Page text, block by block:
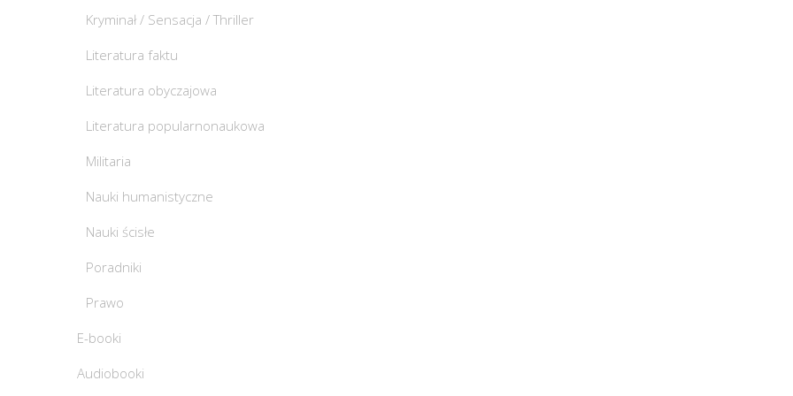
Kryminał / Sensacja / Thriller
Literatura faktu
Literatura obyczajowa
Literatura popularnonaukowa
Militaria
Nauki humanistyczne
Nauki ścisłe
Poradniki
Prawo
E-booki
Audiobooki